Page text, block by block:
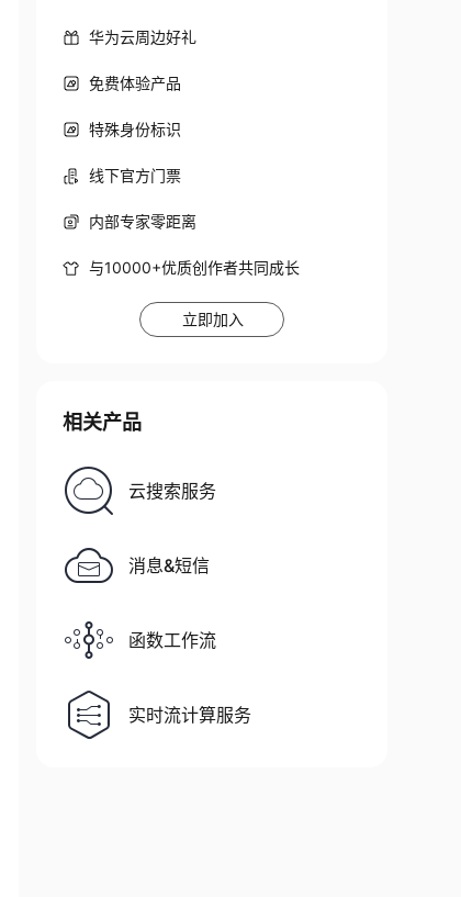
华为云周边好礼
免费体验产品
特殊身份标识
线下官方门票
内部专家零距离
与10000+优质创作者共同成长
立即加入
相关产品
云搜索服务
消息&短信
函数工作流
实时流计算服务